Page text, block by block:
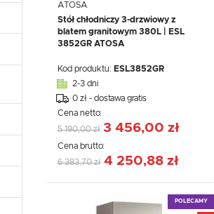
ATOSA
Stół chłodniczy 3-drzwiowy z
blatem granitowym 380L | ESL
3852GR ATOSA
Kod produktu: ESL3852GR
2-3 dni
0 zł - dostawa gratis
Cena netto:
5 190,00 zł 3 456,00 zł
Cena brutto:
6 383,70 zł 4 250,88 zł
POLECAMY